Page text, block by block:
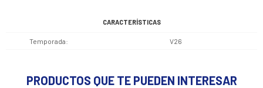
CARACTERÍSTICAS
Temporada V26
PRODUCTOS QUE TE PUEDEN INTERESAR